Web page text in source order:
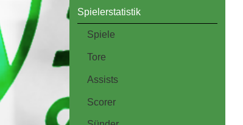
Spielerstatistik
Spiele
Tore
Assists
Scorer